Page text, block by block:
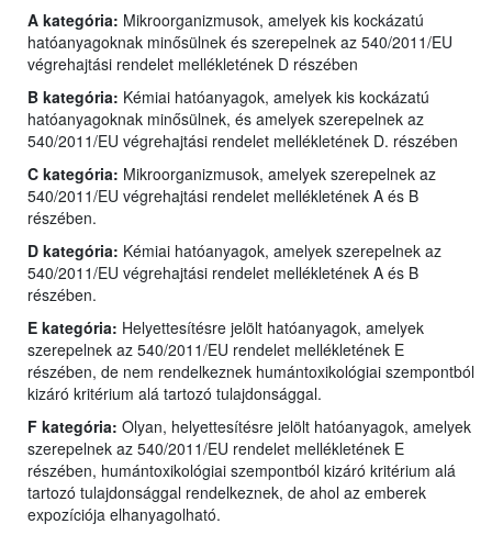
A kategória: Mikroorganizmusok, amelyek kis kockázatú
hatóanyagoknak minősülnek és szerepelnek az 540/2011/EU
végrehajtási rendelet mellékletének D részében
B kategória: Kémiai hatóanyagok, amelyek kis kockázatú
hatóanyagoknak minősülnek, és amelyek szerepelnek az
540/2011/EU végrehajtási rendelet mellékletének D. részében
C kategória: Mikroorganizmusok, amelyek szerepelnek az
540/2011/EU végrehajtási rendelet mellékletének A és B
részében.
D kategória: Kémiai hatóanyagok, amelyek szerepelnek az
540/2011/EU végrehajtási rendelet mellékletének A és B
részében.
E kategória: Helyettesítésre jelölt hatóanyagok, amelyek
szerepelnek az 540/2011/EU rendelet mellékletének E
részében, de nem rendelkeznek humántoxikológiai szempontból
kizáró kritérium alá tartozó tulajdonsággal.
F kategória: Olyan, helyettesítésre jelölt hatóanyagok, amelyek
szerepelnek az 540/2011/EU rendelet mellékletének E
részében, humántoxikológiai szempontból kizáró kritérium alá
tartozó tulajdonsággal rendelkeznek, de ahol az emberek
expozíciója elhanyagolható.